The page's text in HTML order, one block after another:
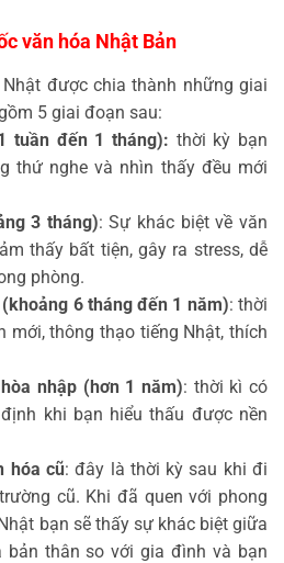
văn hóa Nhật Bản
được chia thành những giai
5 giai đoạn sau:
tuần đến 1 tháng): thời kỳ bạn
thứ nghe và nhìn thấy đều mới
3 tháng): Sự khác biệt về văn
thấy bất tiện, gây ra stress, dễ
phòng.
6 tháng đến 1 năm): thời
mới, thông thạo tiếng Nhật, thích
nhập (hơn 1 năm): thời kì có
khi bạn hiểu thấu được nền
hóa cũ: đây là thời kỳ sau khi đi
cũ. Khi đã quen với phong
bạn sẽ thấy sự khác biệt giữa
bản thân so với gia đình và bạn